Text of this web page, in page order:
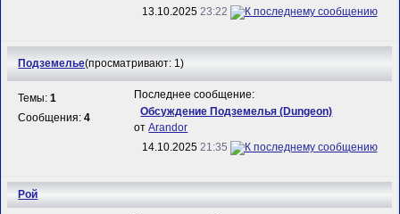
13.10.2025 23:22
Подземелье(просматривают: 1)
Темы:1
Сообщения:4
Последнее сообщение:
Обсуждение Подземелья (Dungeon)
отArandor
14.10.2025 21:35
Рой